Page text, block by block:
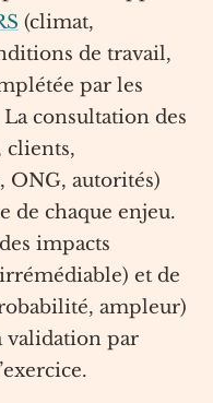
(climat,
de travail,
par les
consultation des
clients,
ONG, autorités)
de chaque enjeu.
impacts
et de
ampleur)
validation par